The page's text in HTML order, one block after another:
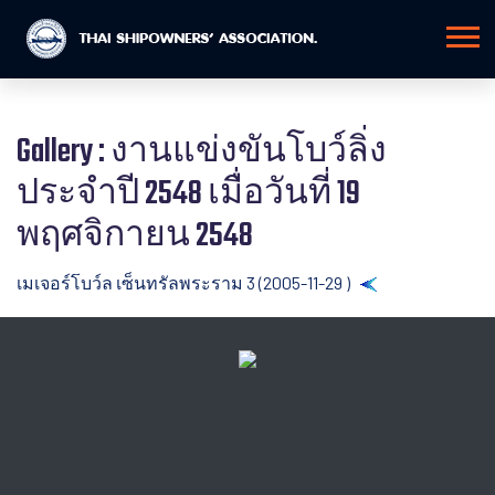
Gallery : งานแข่งขันโบว์ลิ่ง
ประจำปี 2548 เมื่อวันที่ 19
พฤศจิกายน 2548
เมเจอร์โบว์ล เซ็นทรัลพระราม 3 (2005-11-29 )